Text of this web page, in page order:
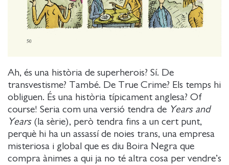
Ah, és una història de superherois? Sí. De
transvestisme? També. De True Crime? Els temps hi
obliguen. És una història típicament anglesa? Of
course! Seria com una versió tendra de Years and
Years(la sèrie), però tendra fins a un cert punt,
perquè hi ha un assassí de noies trans, una empresa
misteriosa i global que es diu Boira Negra que
compra ànimes a qui ja no té altra cosa per vendre’s